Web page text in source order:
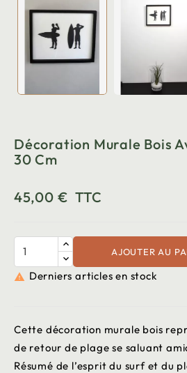
Décoration Murale Bois
30 Cm
45,00 € TTC
AJOUTER AU
 Derniers articles en stock
Cette décoration murale bois
de retour de plage se saluant
Résumé de l’esprit du surf et du